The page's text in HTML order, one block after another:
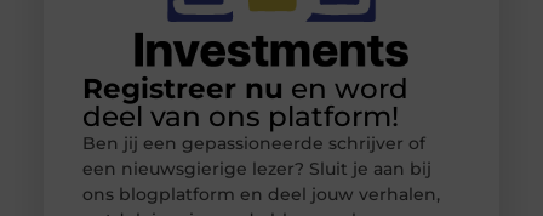
Registreer nu en word
deel van ons platform!
Ben jij een gepassioneerde schrijver of
een nieuwsgierige lezer? Sluit je aan bij
ons blogplatform en deel jouw verhalen,